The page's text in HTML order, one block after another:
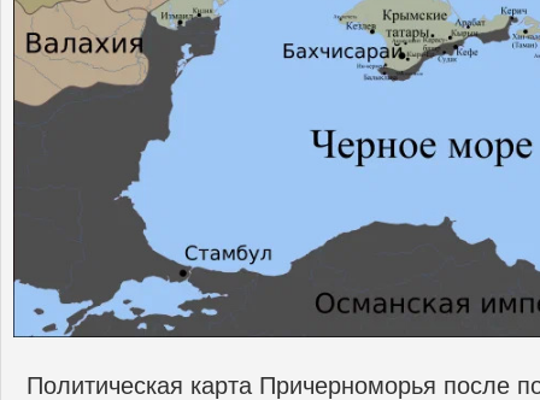
Политическая карта Причерноморья после